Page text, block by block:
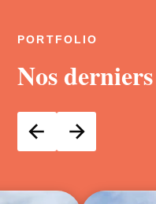
PORTFOLIO
Nos